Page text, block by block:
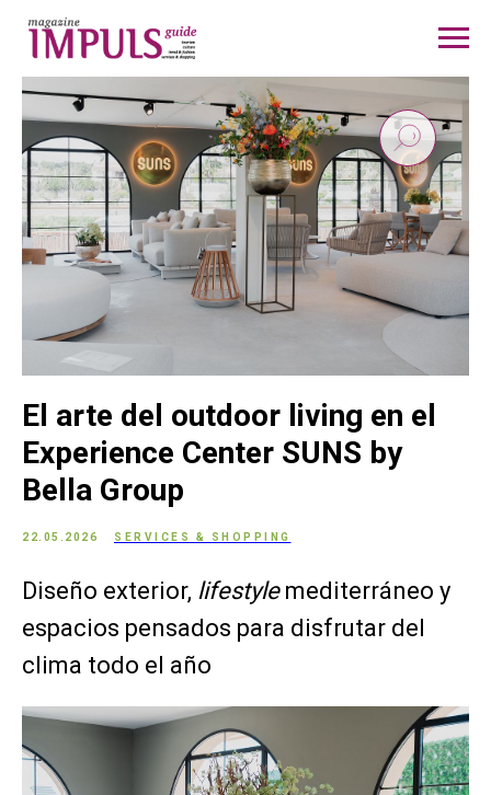
El arte del outdoor living en el
Experience Center SUNS by
Bella Group
22.05.2026 SERVICES & SHOPPING
Diseño exterior, lifestylemediterráneo y
espacios pensados para disfrutar del
clima todo el año